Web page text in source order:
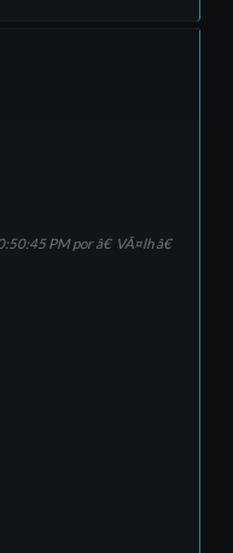
PM por â€ VÃ¤lh â€